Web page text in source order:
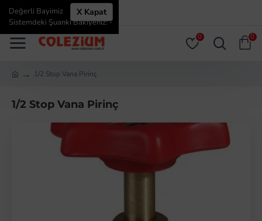
ÜYE GIRIŞI ÜYE OL
0 0
X Kapat
Değerli Bayimiz
Sistemdeki Şuanki Bakiyeniz: -
1/2 Stop Vana Pirinç
1/2 Stop Vana Pirinç